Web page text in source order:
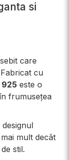
si
care
cu
este o
frumusețea
mult decât
stil.